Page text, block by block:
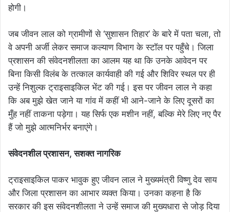
होगी। ​
जब जीवन लाल को ग्रामीणों से ‘सुशासन तिहार’ के बारे में पता चला, तो
वे अपनी अर्जी लेकर समाज कल्याण विभाग के स्टॉल पर पहुँचे। जिला
प्रशासन की संवेदनशीलता का आलम यह था कि उनके आवेदन पर
बिना किसी विलंब के तत्काल कार्यवाही की गई और शिविर स्थल पर ही
उन्हें निशुल्क ट्राइसाइकिल भेंट की गई। इस पर जीवन लाल ने कहा
कि अब मुझे खेत जाने या गांव में कहीं भी आने-जाने के लिए दूसरों का
मुँह नहीं ताकना पड़ेगा। यह सिर्फ एक मशीन नहीं, बल्कि मेरे लिए नए पैर
हैं जो मुझे आत्मनिर्भर बनाएंगे।
​संवेदनशील प्रशासन, सशक्त नागरिक
ट्राइसाइकिल पाकर भावुक हुए जीवन लाल ने मुख्यमंत्री विष्णु देव साय
और जिला प्रशासन का आभार व्यक्त किया। उनका कहना है कि
सरकार की इस संवेदनशीलता ने उन्हें समाज की मुख्यधारा से जोड़ दिया